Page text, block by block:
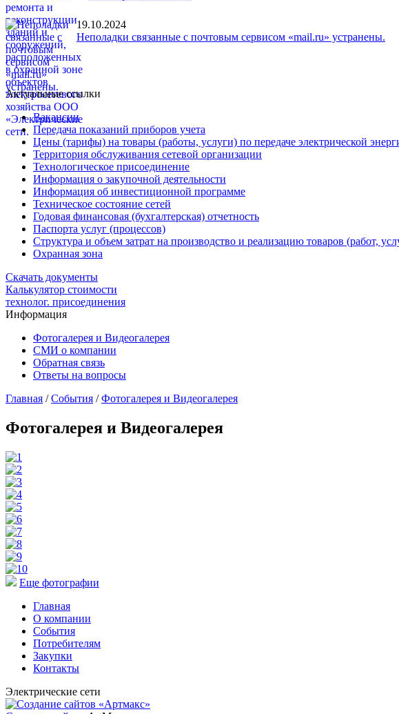
19.10.2024
Неполадки связанные с почтовым сервисом «mail.ru» устранены.
Актуальные ссылки
Вакансии
Передача показаний приборов учета
Цены (тарифы) на товары (работы, услуги) по передаче электрической
Территория обслуживания сетевой организации
Технологическое присоединение
Информация о закупочной деятельности
Информация об инвестиционной программе
Техническое состояние сетей
Годовая финансовая (бухгалтерская) отчетность
Паспорта услуг (процессов)
Структура и объем затрат на производство и реализацию товаров (работ,
Охранная зона
Скачать документы
Калькулятор стоимости
технолог. присоединения
Информация
Фотогалерея и Видеогалерея
СМИ о компании
Обратная связь
Ответы на вопросы
Главная /События /Фотогалерея и Видеогалерея
Фотогалерея и Видеогалерея
Еще фотографии
Главная
О компании
События
Потребителям
Закупки
Контакты
Электрические сети